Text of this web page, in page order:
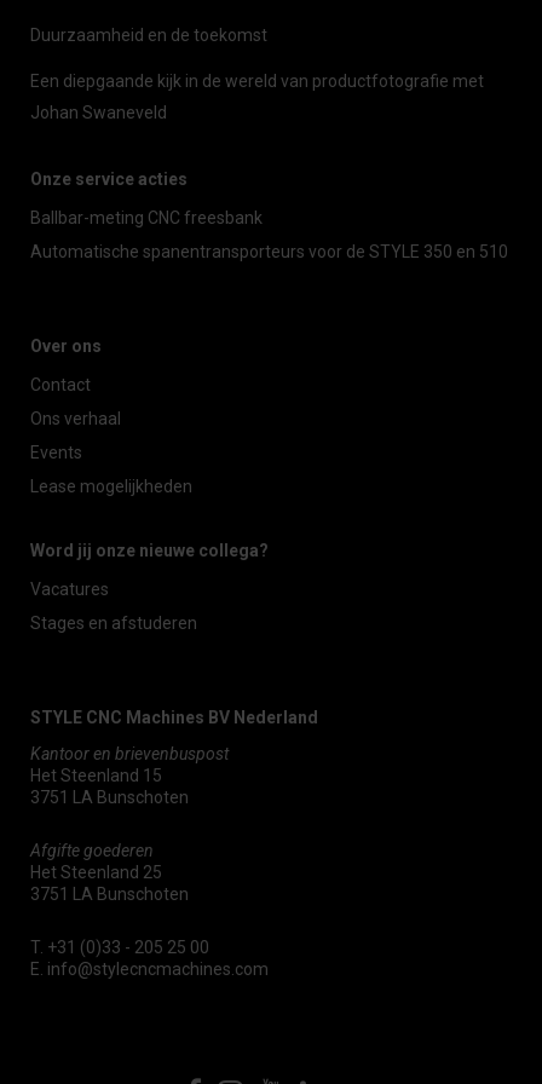
Duurzaamheid en de toekomst
Een diepgaande kijk in de wereld van productfotografie met
Johan Swaneveld
Onze service acties
Ballbar-meting CNC freesbank
Automatische spanentransporteurs voor de STYLE 350 en 510
Over ons
Contact
Ons verhaal
Events
Lease mogelijkheden
Word jij onze nieuwe collega?
Vacatures
Stages en afstuderen
STYLE CNC Machines BV Nederland
Kantoor en brievenbuspost
Het Steenland 15
3751 LA Bunschoten
Afgifte goederen
Het Steenland 25
3751 LA Bunschoten
T. +31 (0)33 - 205 25 00
E. info@stylecncmachines.com